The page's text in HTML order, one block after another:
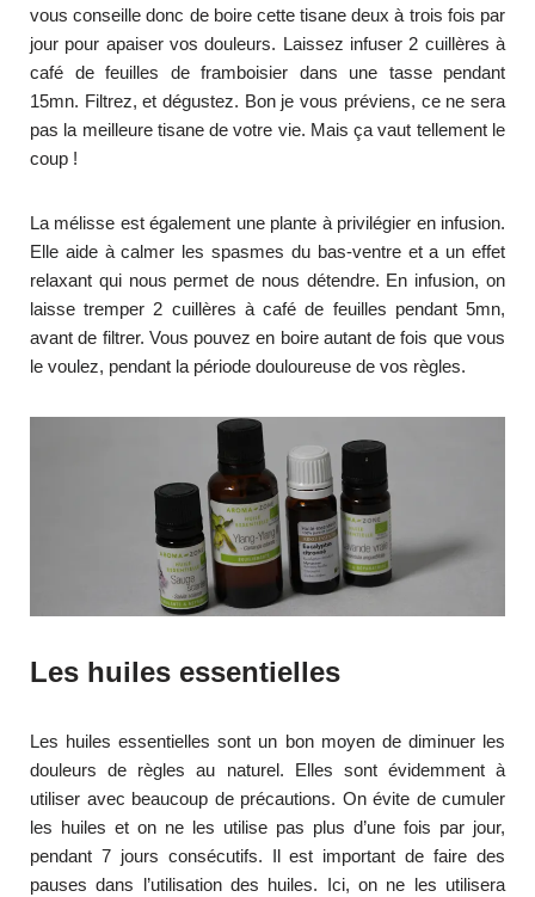
vous conseille donc de boire cette tisane deux à trois fois par
jour pour apaiser vos douleurs. Laissez infuser 2 cuillères à
café de feuilles de framboisier dans une tasse pendant
15mn. Filtrez, et dégustez. Bon je vous préviens, ce ne sera
pas la meilleure tisane de votre vie. Mais ça vaut tellement le
coup !
La mélisse est également une plante à privilégier en infusion.
Elle aide à calmer les spasmes du bas-ventre et a un effet
relaxant qui nous permet de nous détendre. En infusion, on
laisse tremper 2 cuillères à café de feuilles pendant 5mn,
avant de filtrer. Vous pouvez en boire autant de fois que vous
le voulez, pendant la période douloureuse de vos règles.
Les huiles essentielles
Les huiles essentielles sont un bon moyen de diminuer les
douleurs de règles au naturel. Elles sont évidemment à
utiliser avec beaucoup de précautions. On évite de cumuler
les huiles et on ne les utilise pas plus d’une fois par jour,
pendant 7 jours consécutifs. Il est important de faire des
pauses dans l’utilisation des huiles. Ici, on ne les utilisera